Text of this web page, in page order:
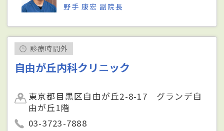
野手 康宏 副院長
診療時間外
自由が丘内科クリニック
東京都目黒区自由が丘2-8-17 グランデ自
由が丘1階
03-3723-7888